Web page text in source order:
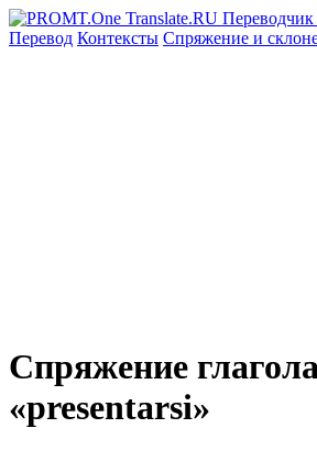
Перевод Контексты Спряжение и
Спряжение
«presentarsi»